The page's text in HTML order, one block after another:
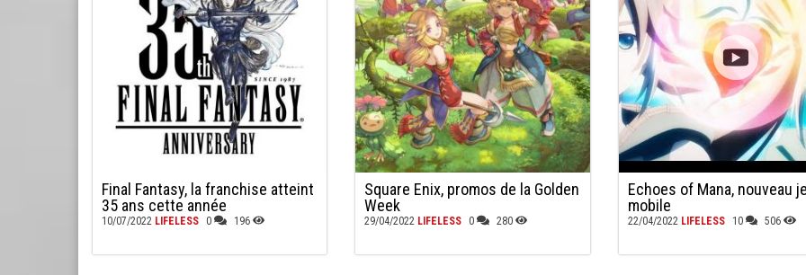
Final Fantasy, la franchise atteint
35 ans cette année
10/07/2022 LIFELESS 0 196
Square Enix, promos de la Golden
Week
29/04/2022 LIFELESS 0 280
Echoes of Mana, nouveau
mobile
22/04/2022 LIFELESS 10 506